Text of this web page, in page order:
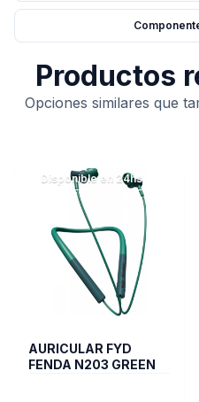
Productos
Opciones similares que
Disponible en 24hs
AURICULAR FYD
FENDA N203 GREEN